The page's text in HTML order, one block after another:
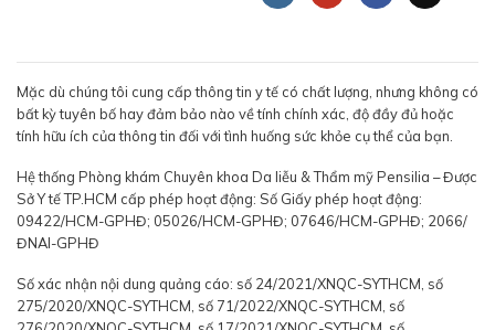
Mặc dù chúng tôi cung cấp thông tin y tế có chất lượng, nhưng không có
bất kỳ tuyên bố hay đảm bảo nào về tính chính xác, độ đầy đủ hoặc
tính hữu ích của thông tin đối với tình huống sức khỏe cụ thể của bạn.
Hệ thống Phòng khám Chuyên khoa Da liễu & Thẩm mỹ Pensilia – Được
Sở Y tế TP.HCM cấp phép hoạt động: Số Giấy phép hoạt động:
09422/HCM-GPHĐ; 05026/HCM-GPHĐ; 07646/HCM-GPHĐ; 2066/
ĐNAI-GPHĐ
Số xác nhận nội dung quảng cáo: số 24/2021/XNQC-SYTHCM, số
275/2020/XNQC-SYTHCM, số 71/2022/XNQC-SYTHCM, số